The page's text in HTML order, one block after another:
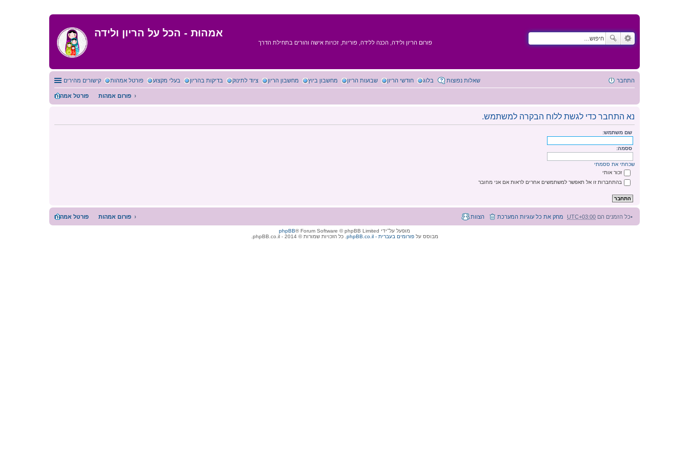
אמהוּת - הכל על הריון ולידה
פורום הריון ולידה, הכנה ללידה, פוריות, זכויות אישה והורים בתחילת הדרך
קישורים מהירים פורטל אמהות בעלי מקצוע בדיקות בהריון ציוד לתינוק מחשבון הריון מחשבון ביוץ שבועות הריון חודשי הריון בלוג שאלות נפוצות התחבר
פורטל אמהות פורום אמהות
נא התחבר כדי לגשת ללוח הבקרה למשתמש.
שם משתמש:
ססמה:
שכחתי את ססמתי
זכור אותי
בהתחברות זו אל תאפשר למשתמשים אחרים לראות אם אני מחובר
פורטל אמהות פורום אמהות כל הזמנים הם UTC+03:00 מחק את כל עוגיות המערכת הצוות
מופעל על־ידי phpBB® Forum Software © phpBB Limited
מבוסס עלphpBB.co.il - פורומים בעברית . כל הזכויות שמורות © 2014 - phpBB.co.il.